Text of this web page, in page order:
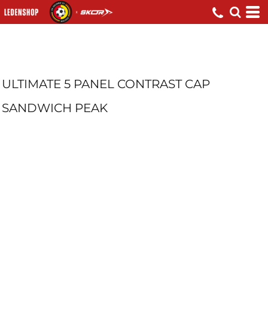
ULTIMATE 5 PANEL CONTRAST CAP
SANDWICH PEAK